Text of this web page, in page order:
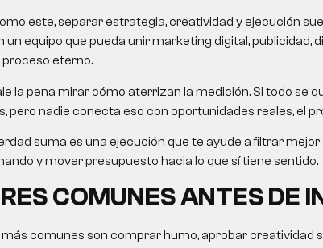
este, separar estrategia, creatividad y ejecución
un equipo que pueda unir marketing digital, publicidad,
proceso eterno.
la pena mirar cómo aterrizan la medición. Si todo se
pero nadie conecta eso con oportunidades reales, el
suma es una ejecución que te ayude a filtrar
y mover presupuesto hacia lo que sí tiene sentido.
COMUNES ANTES DE
comunes son comprar humo, aprobar creatividad